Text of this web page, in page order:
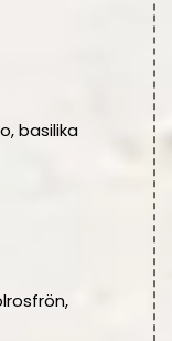
basilika